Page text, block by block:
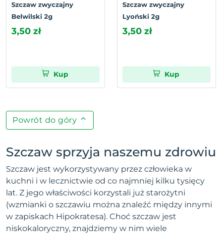
Szczaw zwyczajny
Belwilski 2g
3,50 zł
Kup
Szczaw zwyczajny
Lyoński 2g
3,50 zł
Kup
Powrót do góry
Szczaw sprzyja naszemu zdrowiu
Szczaw jest wykorzystywany przez człowieka w
kuchni i w lecznictwie od co najmniej kilku tysięcy
lat. Z jego właściwości korzystali już starożytni
(wzmianki o szczawiu można znaleźć między innymi
w zapiskach Hipokratesa). Choć szczaw jest
niskokaloryczny, znajdziemy w nim wiele